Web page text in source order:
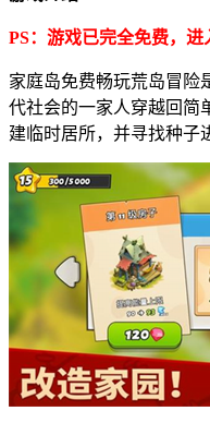
PS：游戏已完全免费，进
家庭岛免费畅玩荒岛冒险
代社会的一家人穿越回简
建临时居所，并寻找种子